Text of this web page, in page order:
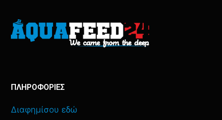
ΠΛΗΡΟΦΟΡΙΕΣ
Διαφημίσου εδώ